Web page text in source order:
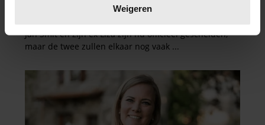
verwerkt en stel uw voorkeuren in het
intrekken in de Cookieverklaring.
personaliseren, om functies voor social media te bieden
en om ons websiteverkeer te analyseren. Ook delen we
informatie over uw gebruik van onze site met onze
partners voor social media, adverteren en analyse. Deze
Weigeren